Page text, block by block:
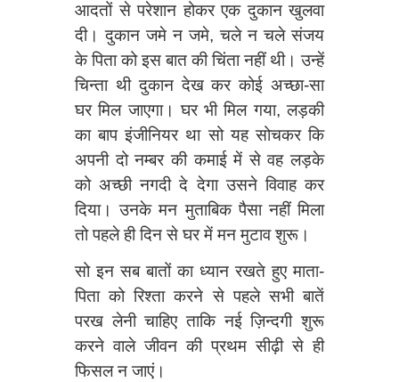
आदतों से परेशान होकर एक दुकान खुलवा
दी। दुकान जमे न जमे, चले न चले संजय
के पिता को इस बात की चिंता नहीं थी। उन्हें
चिन्ता थी दुकान देख कर कोई अच्छा-सा
घर मिल जाएगा। घर भी मिल गया, लड़की
का बाप इंजीनियर था सो यह सोचकर कि
अपनी दो नम्बर की कमाई में से वह लड़के
को अच्छी नगदी दे देगा उसने विवाह कर
दिया। उनके मन मुताबिक पैसा नहीं मिला
तो पहले ही दिन से घर में मन मुटाव शुरू।
सो इन सब बातों का ध्यान रखते हुए माता-
पिता को रिश्ता करने से पहले सभी बातें
परख लेनी चाहिए ताकि नई ज़िन्दगी शुरू
करने वाले जीवन की प्रथम सीढ़ी से ही
फिसल न जाएं।